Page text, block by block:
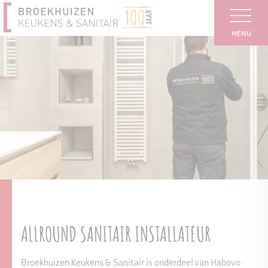
MENU
ALLROUND SANITAIR INSTALLATEUR
Broekhuizen Keukens & Sanitair is onderdeel van Habovo